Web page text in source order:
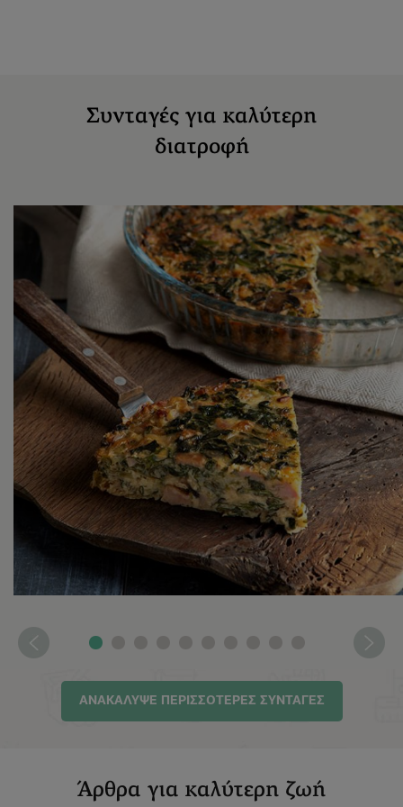
Συνταγές για καλύτερη
διατροφή
Χαμηλές θερμίδες
Εντυπωσιακό Κις
λορέν με σπανάκι
ΔΕΣ ΤΗ ΣΥΝΤΑΓΗ
ΑΝΑΚΑΛΥΨΕ ΠΕΡΙΣΣΟΤΕΡΕΣ ΣΥΝΤΑΓΕΣ
Άρθρα για καλύτερη ζωή